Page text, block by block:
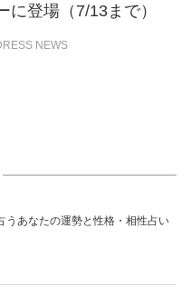
に登場（7/13まで）
NEWS
うあなたの運勢と性格・相性占い